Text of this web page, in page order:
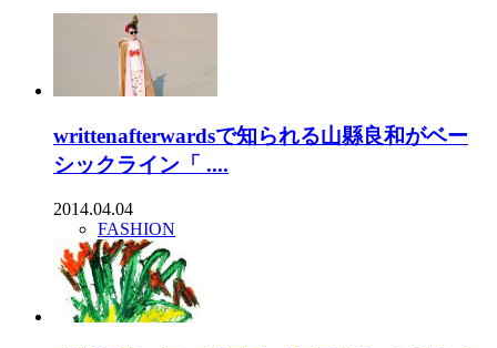
writtenafterwardsで知られる山縣良和がベー
シックライン「 ....
2014.04.04
FASHION